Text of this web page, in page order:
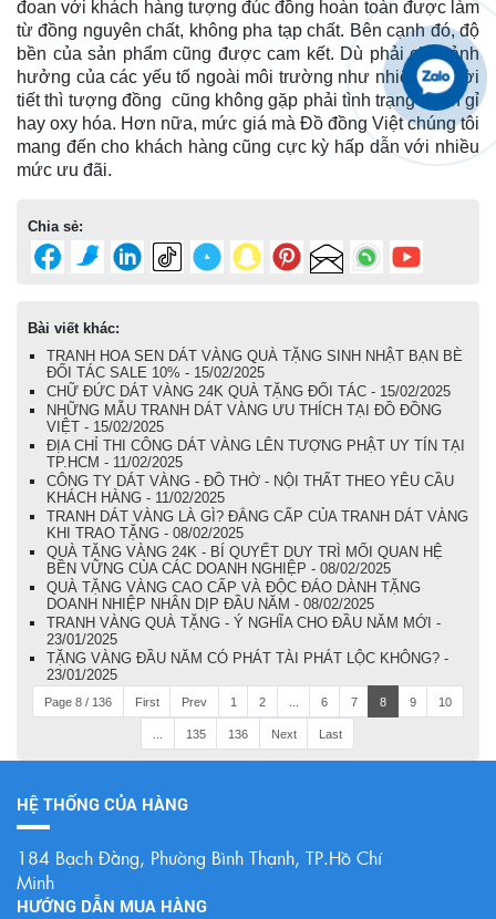
đoan với khách hàng tượng đúc đồng hoàn toàn được làm
từ đồng nguyên chất, không pha tạp chất. Bên cạnh đó, độ
bền của sản phẩm cũng được cam kết. Dù phải chịu ảnh
hưởng của các yếu tố ngoài môi trường như nhiệt độ, thời
tiết thì tượng đồng cũng không gặp phải tình trạng hoen gỉ
hay oxy hóa. Hơn nữa, mức giá mà Đồ đồng Việt chúng tôi
mang đến cho khách hàng cũng cực kỳ hấp dẫn với nhiều
mức ưu đãi.
Chia sẻ:
Bài viết khác:
TRANH HOA SEN DÁT VÀNG QUÀ TẶNG SINH NHẬT BẠN BÈ
ĐỐI TÁC SALE 10% - 15/02/2025
CHỮ ĐỨC DÁT VÀNG 24K QUÀ TẶNG ĐỐI TÁC - 15/02/2025
NHỮNG MẪU TRANH DÁT VÀNG ƯU THÍCH TẠI ĐỒ ĐỒNG
VIỆT - 15/02/2025
ĐỊA CHỈ THI CÔNG DÁT VÀNG LÊN TƯỢNG PHẬT UY TÍN TẠI
TP.HCM - 11/02/2025
CÔNG TY DÁT VÀNG - ĐỒ THỜ - NỘI THẤT THEO YÊU CẦU
KHÁCH HÀNG - 11/02/2025
TRANH DÁT VÀNG LÀ GÌ? ĐẲNG CẤP CỦA TRANH DÁT VÀNG
KHI TRAO TẶNG - 08/02/2025
QUÀ TẶNG VÀNG 24K - BÍ QUYẾT DUY TRÌ MỐI QUAN HỆ
BỀN VỮNG CỦA CÁC DOANH NGHIỆP - 08/02/2025
QUÀ TẶNG VÀNG CAO CẤP VÀ ĐỘC ĐÁO DÀNH TẶNG
DOANH NHIỆP NHÂN DỊP ĐẦU NĂM - 08/02/2025
TRANH VÀNG QUÀ TẶNG - Ý NGHĨA CHO ĐẦU NĂM MỚI -
23/01/2025
TẶNG VÀNG ĐẦU NĂM CÓ PHÁT TÀI PHÁT LỘC KHÔNG? -
23/01/2025
Page 8 / 136 First Prev 1 2 6 7 8 9 10
135 136 Next Last
HỆ THỐNG CỦA HÀNG
184 Bạch Đằng, Phường Bình Thạnh, TP.Hồ Chí
Minh
HƯỚNG DẪN MUA HÀNG